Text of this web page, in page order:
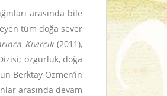
arasında bile
tüm doğa sever
Kıvırcık(2011),
özgürlük, doğa
Berktay Özmen’in
arasında devam